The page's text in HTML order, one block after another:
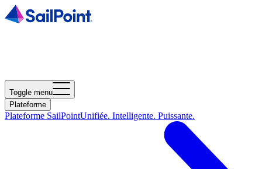
Toggle menu
Plateforme
Plateforme SailPointUnifiée. Intelligente. Puissante.